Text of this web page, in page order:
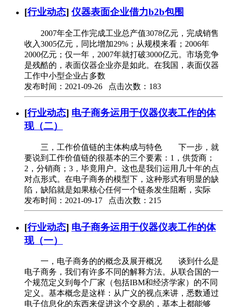
[行业动态] 仪器表面企业借力b2b包围
2007年全工作完成工业总产值3078亿元，完成销售
收入3005亿元，同比增加29%；从规模来看；2006年
2000亿元；仅一年，2007年就打破3000亿元。市场竞争
是残酷的，表面仪器企业亦是如此。在我国，表面仪器
工作中小型企业占多数
发布时间：2021-09-26 点击次数：183
[行业动态] 电子商务运用于仪器仪表工作的体
现（二）
三，工作价值链的主体构成与特色 下一步，就
要说到工作价值链的很基本的三个要素：1，供货商；
2，分销商；3，毕竟用户。这也是我们运用几十年的点
对点形式。在电子商务的模型下，这种形式有明显的缺
陷，缺陷就是如果核心任何一个链条发生阻断，实际
发布时间：2021-09-17 点击次数：215
[行业动态] 电子商务运用于仪器仪表工作的体
现（一）
一，电子商务的的概念及展开概况 谈到什么是
电子商务，我们有许多不同的解释方法。从联合国的一
个规范定义到每个厂家（包括IBM和经济学家）的不同
定义。基本概念是这样：从广义的视点来讲，悉数通过
电子信息化的东西来促进这个交易的，基本上都能够